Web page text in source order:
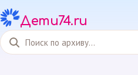
Дети74.ru